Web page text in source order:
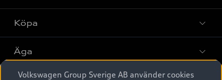
Alla modeller
Elbilar
Köpa
Privaterbjudanden
Privatleasing
Äga
Volkswagen Group Sverige AB använder cookies